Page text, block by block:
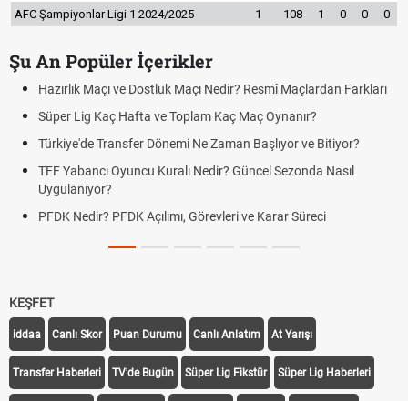
AFC Şampiyonlar Ligi 1 2024/2025
1 108 1 0 0 0
Şu An Popüler İçerikler
Hazırlık Maçı ve Dostluk Maçı Nedir? Resmî Maçlardan Farkları
Süper Lig Kaç Hafta ve Toplam Kaç Maç Oynanır?
Türkiye'de Transfer Dönemi Ne Zaman Başlıyor ve Bitiyor?
TFF Yabancı Oyuncu Kuralı Nedir? Güncel Sezonda Nasıl
Uygulanıyor?
PFDK Nedir? PFDK Açılımı, Görevleri ve Karar Süreci
KEŞFET
iddaa Canlı Skor Puan Durumu Canlı Anlatım At Yarışı
Transfer Haberleri TV'de Bugün Süper Lig Fikstür Süper Lig Haberleri